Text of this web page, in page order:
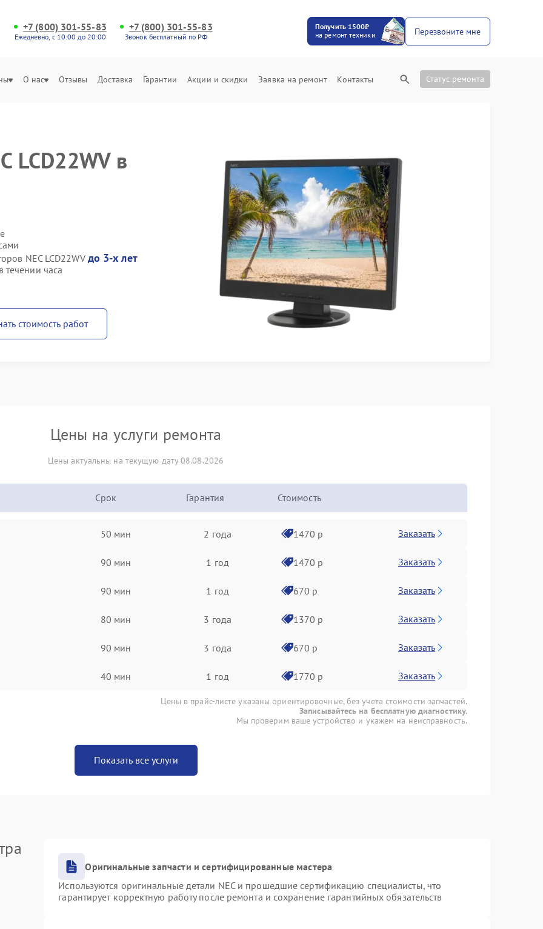
+7 (800) 301-55-83
Ежедневно, с 10:00 до 20:00
+7 (800) 301-55-83
Звонок бесплатный по РФ
Получить 1500₽
на ремонт техники
Перезвоните мне
О нас Отзывы Доставка Гарантии Акции и скидки Заявка на ремонт Контакты Статус ремонта
LCD22WV в
NEC LCD22WV до 3-х лет
течении часа
стоимость работ
Цены на услуги ремонта
Цены актуальны на текущую дату 08.08.2026
Срок Гарантия Стоимость
50 мин 2 года 1470 р Заказать
90 мин 1 год 1470 р Заказать
90 мин 1 год 670 р Заказать
80 мин 3 года 1370 р Заказать
90 мин 3 года 670 р Заказать
40 мин 1 год 1770 р Заказать
Цены в прайс-листе указаны ориентировочные, без учета стоимости запчастей.
Записывайтесь на бесплатную диагностику.
Мы проверим ваше устройство и укажем на неисправность.
Показать все услуги
Оригинальные запчасти и сертифицированные мастера
Используются оригинальные детали NEC и прошедшие сертификацию специалисты, что
гарантирует корректную работу после ремонта и сохранение гарантийных обязательств